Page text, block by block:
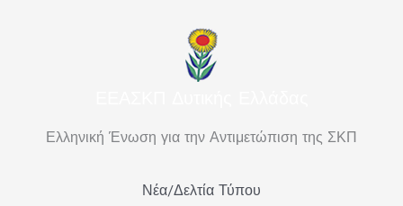
Ελληνική Ένωση για την Αντιμετώπιση της ΣΚΠ
Νέα/Δελτία Τύπου